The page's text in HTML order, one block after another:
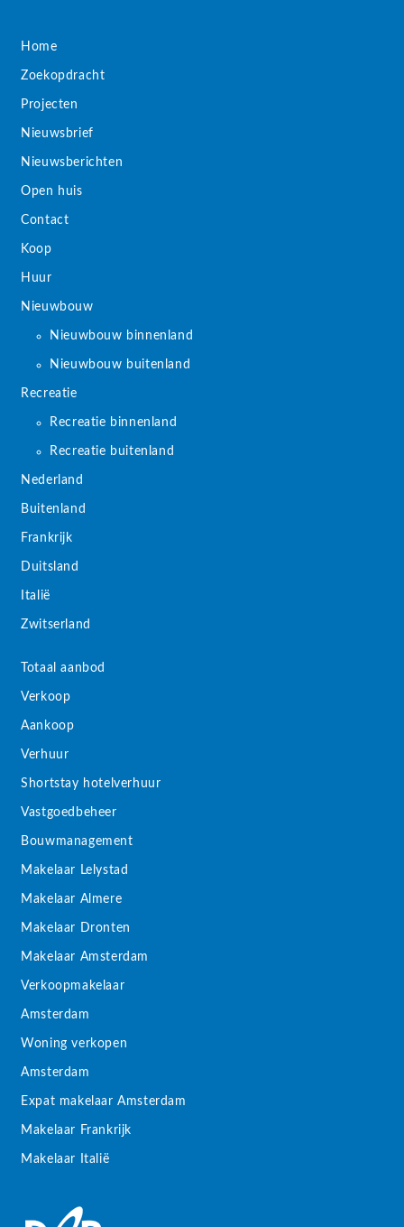
Home
Zoekopdracht
Projecten
Nieuwsbrief
Nieuwsberichten
Open huis
Contact
Koop
Huur
Nieuwbouw
Nieuwbouw binnenland
Nieuwbouw buitenland
Recreatie
Recreatie binnenland
Recreatie buitenland
Nederland
Buitenland
Frankrijk
Duitsland
Italië
Zwitserland
Totaal aanbod
Verkoop
Aankoop
Verhuur
Shortstay hotelverhuur
Vastgoedbeheer
Bouwmanagement
Makelaar Lelystad
Makelaar Almere
Makelaar Dronten
Makelaar Amsterdam
Verkoopmakelaar
Amsterdam
Woning verkopen
Amsterdam
Expat makelaar Amsterdam
Makelaar Frankrijk
Makelaar Italië